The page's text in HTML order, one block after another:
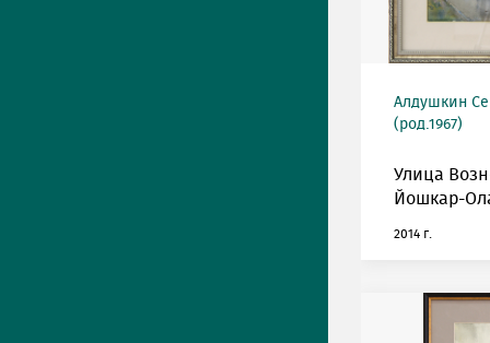
Алдушкин
(род.1967)
Улица
Йошкар-
2014 г.